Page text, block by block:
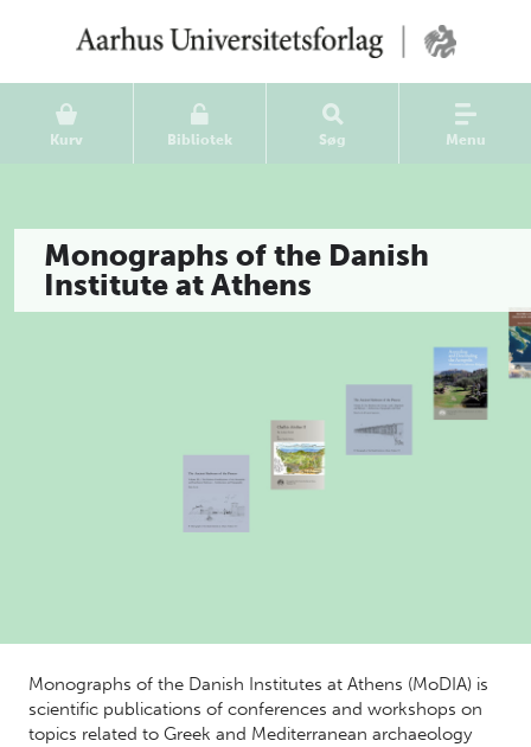
Kurv Bibliotek Søg Menu
Monographs of the Danish
Institute at Athens
Monographs of the Danish Institutes at Athens (MoDIA) is
scientific publications of conferences and workshops on
topics related to Greek and Mediterranean archaeology